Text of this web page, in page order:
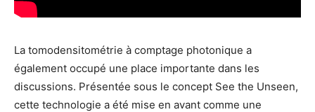
La tomodensitométrie à comptage photonique a
également occupé une place importante dans les
discussions. Présentée sous le concept See the Unseen,
cette technologie a été mise en avant comme une